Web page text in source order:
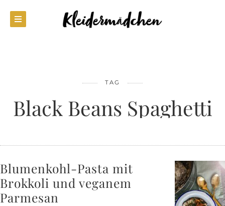
TAG
Black Beans Spaghetti
Blumenkohl-Pasta mit
Brokkoli und veganem
Parmesan